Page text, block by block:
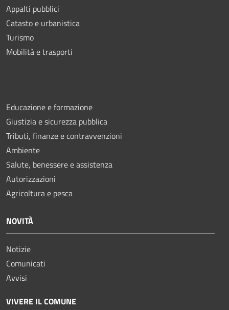
Appalti pubblici
Catasto e urbanistica
Turismo
Mobilità e trasporti
Educazione e formazione
Giustizia e sicurezza pubblica
Tributi, finanze e contravvenzioni
Ambiente
Salute, benessere e assistenza
Autorizzazioni
Agricoltura e pesca
NOVITÀ
Notizie
Comunicati
Avvisi
VIVERE IL COMUNE